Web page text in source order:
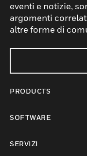
eventi e notizie,
argomenti
altre forme di
PRODUCTS
SOFTWARE
SERVIZI